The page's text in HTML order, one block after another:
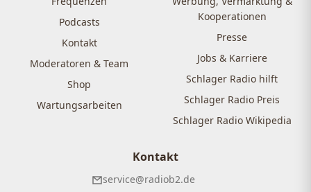
Podcasts
Kontakt
Moderatoren & Team
Shop
Wartungsarbeiten
Kooperationen
Presse
Jobs & Karriere
Schlager Radio hilft
Schlager Radio Preis
Schlager Radio Wikipedia
Kontakt
service@radiob2.de